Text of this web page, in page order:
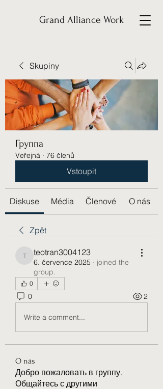
Grand Alliance Work
Skupiny
Группа
Veřejná · 76 členů
Vstoupit
Diskuse Média Členové O nás
Zpět
teotran3004123
teotran3004123
6. července 2025 · joined the
group.
0
0 2
Write a comment...
O nás
Добро пожаловать в группу.
Общайтесь с другими